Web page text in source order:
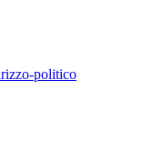
politico